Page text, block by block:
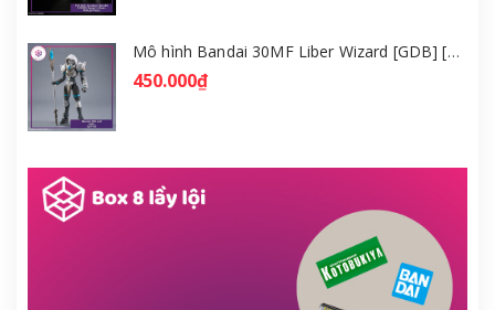
Mô hình Bandai 30MF Liber Wizard [GDB] [30MF]
450.000₫